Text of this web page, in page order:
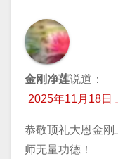
金刚净莲说道：
2025年11月18日
恭敬顶礼大恩金刚
师无量功德！